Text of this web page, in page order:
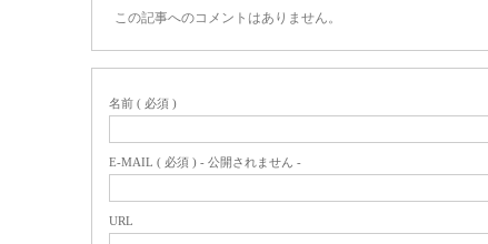
この記事へのコメントはありません。
名前 ( 必須 )
E-MAIL ( 必須 ) - 公開されません -
URL